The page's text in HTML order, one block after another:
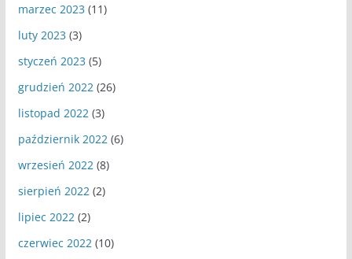
marzec 2023 (11)
luty 2023 (3)
styczeń 2023 (5)
grudzień 2022 (26)
listopad 2022 (3)
październik 2022 (6)
wrzesień 2022 (8)
sierpień 2022 (2)
lipiec 2022 (2)
czerwiec 2022 (10)